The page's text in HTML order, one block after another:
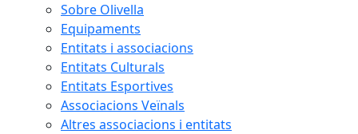
Sobre Olivella
Equipaments
Entitats i associacions
Entitats Culturals
Entitats Esportives
Associacions Veïnals
Altres associacions i entitats